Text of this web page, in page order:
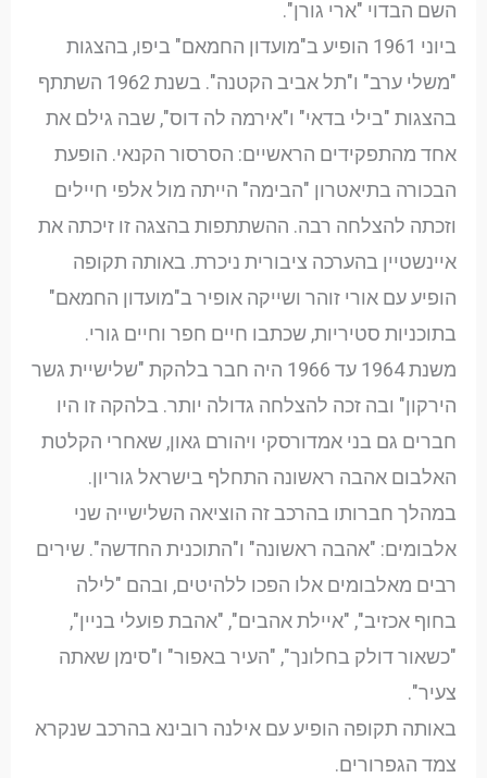
השם הבדוי "ארי גורן".
ביוני 1961 הופיע ב"מועדון החמאם" ביפו, בהצגות
"משלי ערב" ו"תל אביב הקטנה". בשנת 1962 השתתף
בהצגות "בילי בדאי" ו"אירמה לה דוס", שבה גילם את
אחד מהתפקידים הראשיים: הסרסור הקנאי. הופעת
הבכורה בתיאטרון "הבימה" הייתה מול אלפי חיילים
וזכתה להצלחה רבה. ההשתתפות בהצגה זו זיכתה את
איינשטיין בהערכה ציבורית ניכרת. באותה תקופה
הופיע עם אורי זוהר ושייקה אופיר ב"מועדון החמאם"
בתוכניות סטיריות, שכתבו חיים חפר וחיים גורי.
משנת 1964 עד 1966 היה חבר בלהקת "שלישיית גשר
הירקון" ובה זכה להצלחה גדולה יותר. בלהקה זו היו
חברים גם בני אמדורסקי ויהורם גאון, שאחרי הקלטת
האלבום אהבה ראשונה התחלף בישראל גוריון.
במהלך חברותו בהרכב זה הוציאה השלישייה שני
אלבומים: "אהבה ראשונה" ו"התוכנית החדשה". שירים
רבים מאלבומים אלו הפכו ללהיטים, ובהם "לילה
בחוף אכזיב", "איילת אהבים", "אהבת פועלי בניין",
"כשאור דולק בחלונך", "העיר באפור" ו"סימן שאתה
צעיר".
באותה תקופה הופיע עם אילנה רובינא בהרכב שנקרא
צמד הגפרורים.